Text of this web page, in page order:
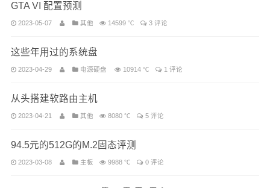
GTA VI 配置预测
2023-05-07 其他 14599 ℃ 3 评论
这些年用过的系统盘
2023-04-29 电源硬盘 10914 ℃ 1 评论
从头搭建软路由主机
2023-04-21 其他 8080 ℃ 5 评论
94.5元的512G的M.2固态评测
2023-03-08 主板 9988 ℃ 0 评论